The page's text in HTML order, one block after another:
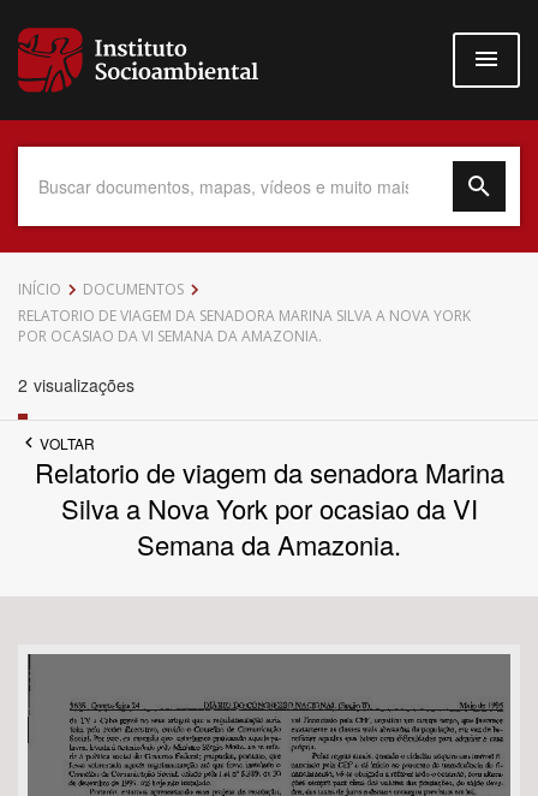
para
conteúdo
Data do Documento
Bioma / Bacia
Tema
Subtema
Área de Levantamento
INÍCIO
DOCUMENTOS
RELATORIO DE VIAGEM DA SENADORA MARINA SILVA A NOVA YORK
POR OCASIAO DA VI SEMANA DA AMAZONIA.
2 visualizações
VOLTAR
Relatorio de viagem da senadora Marina
Silva a Nova York por ocasiao da VI
Semana da Amazonia.